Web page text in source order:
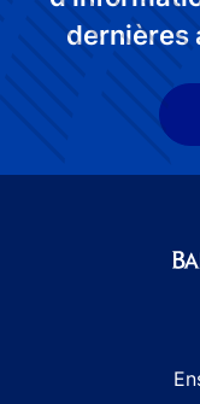
dernières